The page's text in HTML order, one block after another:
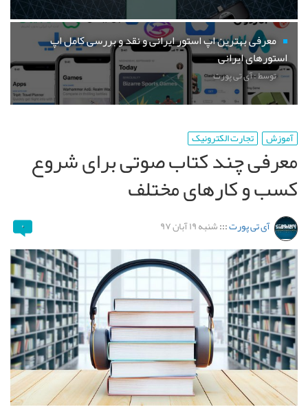
معرفی بهترین اپ استور ایرانی و نقد و بررسی کامل اپ
استورهای ایرانی
توسط : آی تی پورت
آموزش تجارت الکترونیک
معرفی چند کتاب صوتی برای شروع
کسب و کارهای مختلف
آی تی پورت:::شنبه ۱۹ آبان ۹۷ ۰